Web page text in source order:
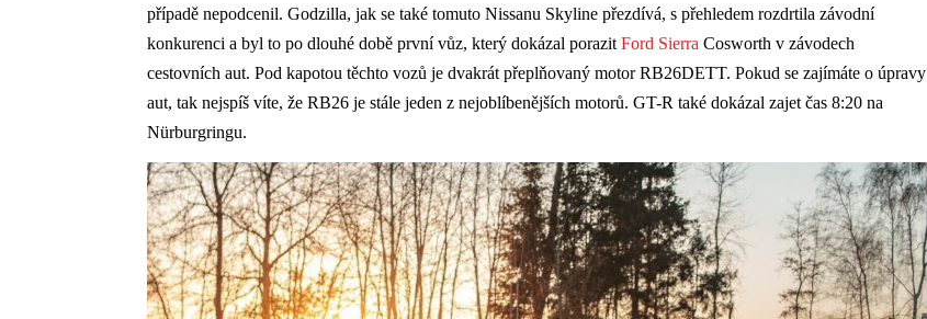
případě nepodcenil. Godzilla, jak se také tomuto Nissanu Skyline přezdívá, s přehledem rozdrtila závodní
konkurenci a byl to po dlouhé době první vůz, který dokázal porazit Ford Sierra Cosworth v závodech
cestovních aut. Pod kapotou těchto vozů je dvakrát přeplňovaný motor RB26DETT. Pokud se zajímáte o úpravy
aut, tak nejspíš víte, že RB26 je stále jeden z nejoblíbenějších motorů. GT-R také dokázal zajet čas 8:20 na
Nürburgringu.